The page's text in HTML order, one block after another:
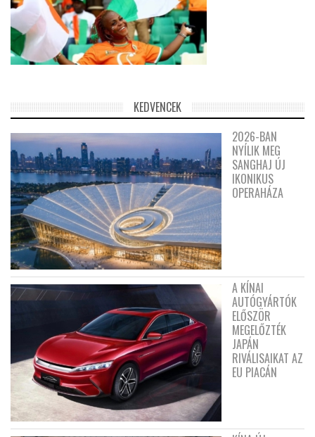
KEDVENCEK
2026-BAN
NYÍLIK MEG
SANGHAJ ÚJ
IKONIKUS
OPERAHÁZA
A KÍNAI
AUTÓGYÁRTÓK
ELŐSZÖR
MEGELŐZTÉK
JAPÁN
RIVÁLISAIKAT AZ
EU PIACÁN